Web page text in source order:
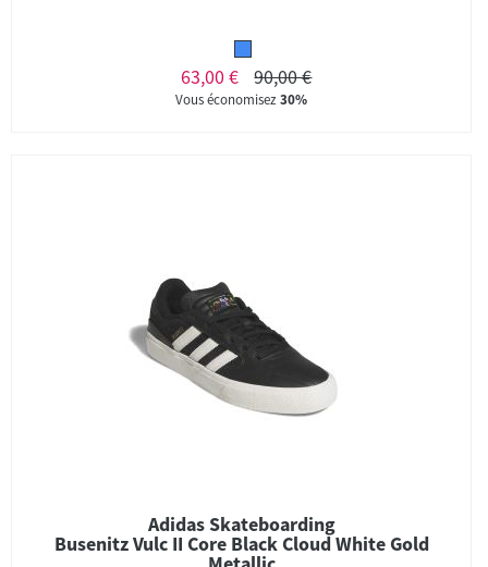
63,00 € 90,00 €
Vous économisez30%
Adidas Skateboarding
Busenitz Vulc II Core Black Cloud White Gold